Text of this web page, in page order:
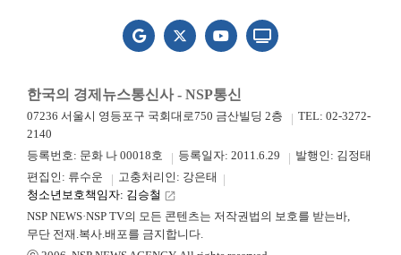
한국의 경제뉴스통신사 - NSP통신
07236 서울시 영등포구 국회대로750 금산빌딩 2층
TEL: 02-3272-
2140
등록번호: 문화 나 00018호
등록일자: 2011.6.29
발행인: 김정태
편집인: 류수운
고충처리인: 강은태
청소년보호책임자: 김승철 launch
NSP NEWS·NSP TV의 모든 콘텐츠는 저작권법의 보호를 받는바,
무단 전재.복사.배포를 금지합니다.